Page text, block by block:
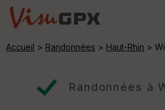
Accueil > Randonnées > Haut-Rhin >
Randonnées à